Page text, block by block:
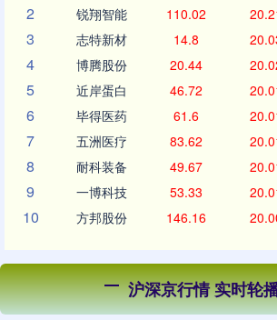
2 锐翔智能 110.02
3 志特新材 14.8
4 博腾股份 20.44
5 近岸蛋白 46.72
6 毕得医药 61.6
7 五洲医疗 83.62
8 耐科装备 49.67
9 一博科技 53.33
10 方邦股份 146.16
沪深京行情 实时轮